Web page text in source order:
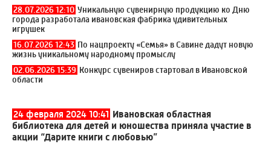
28.07.2026 12:10 Уникальную сувенирную продукцию ко Дню
города разработала ивановская фабрика удивительных
игрушек
16.07.2026 12:43 По нацпроекту «Семья» в Савине дадут новую
жизнь уникальному народному промыслу
02.06.2026 15:39 Конкурс сувениров стартовал в Ивановской
области
24 февраля 2024 10:41 Ивановская областная
библиотека для детей и юношества приняла участие в
акции “Дарите книги с любовью”